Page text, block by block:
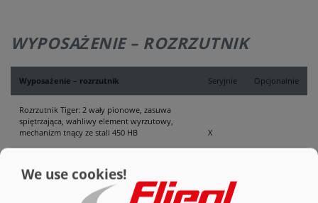
WYPOSAŻENIE – ROZRZUTNIK
Wyposażenie – rozrzutnik Seryjnie Opcjonalnie
Rozrzutnik Tiger: 2 wały pionowe, zasuwa
spiętrzająca, wahliwy element wyrzutowy,
mechanizm tnący ze stali 450 HB
X
Potencjometr mechaniczny X
We use cookies!